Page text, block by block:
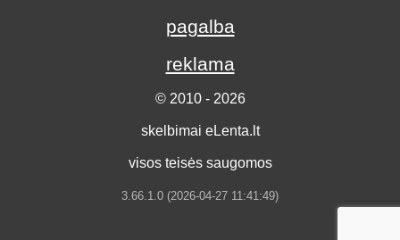
pagalba
reklama
© 2010 - 2026
skelbimai eLenta.lt
visos teisės saugomos
3.66.1.0 (2026-04-27 11:41:49)